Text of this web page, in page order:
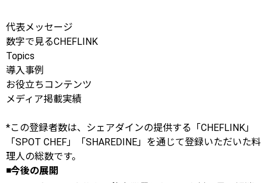
代表メッセージ
数字で見るCHEFLINK
Topics
導入事例
お役立ちコンテンツ
メディア掲載実績
*この登録者数は、シェアダインの提供する「CHEFLINK」
「SPOT CHEF」「SHAREDINE」を通じて登録いただいた料
理人の総数です。
◾️今後の展開